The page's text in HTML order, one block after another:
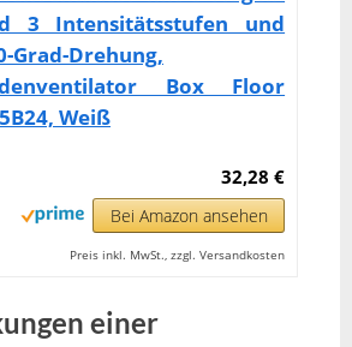
3 Intensitätsstufen und
Grad-Drehung,
Box Floor
Weiß
32,28 €
Bei Amazon ansehen
Preis inkl. MwSt., zzgl. Versandkosten
einer